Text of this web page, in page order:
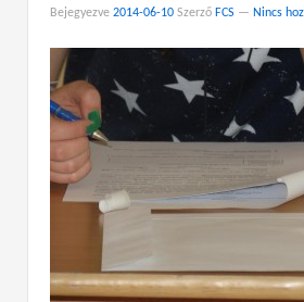
Bejegyezve 2014-06-10 Szerző FCS — Nincs